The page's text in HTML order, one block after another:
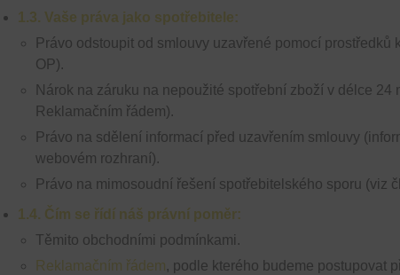
1.3. Vaše práva jako spotřebitele:
Právo odstoupit od smlouvy uzavřené pomocí
OP).
Nárok na záruku na nepoužité spotřební zboží v délce 24
Reklamačním řádem).
Právo na sdělení informací před uzavřením smlouvy
webovém rozhraní).
Právo na mimosoudní řešení spotřebitelského sporu (viz
1.4. Čím se řídí náš právní poměr:
Těmito obchodními podmínkami.
Reklamačním řádem, podle kterého budeme postupovat